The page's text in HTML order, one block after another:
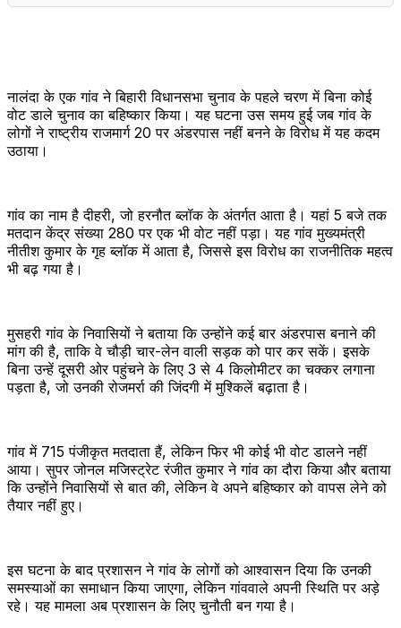
नालंदा के एक गांव ने बिहारी विधानसभा चुनाव के पहले चरण में बिना कोई
वोट डाले चुनाव का बहिष्कार किया। यह घटना उस समय हुई जब गांव के
लोगों ने राष्ट्रीय राजमार्ग 20 पर अंडरपास नहीं बनने के विरोध में यह कदम
उठाया।
गांव का नाम है दीहरी, जो हरनौत ब्लॉक के अंतर्गत आता है। यहां 5 बजे तक
मतदान केंद्र संख्या 280 पर एक भी वोट नहीं पड़ा। यह गांव मुख्यमंत्री
नीतीश कुमार के गृह ब्लॉक में आता है, जिससे इस विरोध का राजनीतिक महत्व
भी बढ़ गया है।
मुसहरी गांव के निवासियों ने बताया कि उन्होंने कई बार अंडरपास बनाने की
मांग की है, ताकि वे चौड़ी चार-लेन वाली सड़क को पार कर सकें। इसके
बिना उन्हें दूसरी ओर पहुंचने के लिए 3 से 4 किलोमीटर का चक्कर लगाना
पड़ता है, जो उनकी रोजमर्रा की जिंदगी में मुश्किलें बढ़ाता है।
गांव में 715 पंजीकृत मतदाता हैं, लेकिन फिर भी कोई भी वोट डालने नहीं
आया। सुपर जोनल मजिस्ट्रेट रंजीत कुमार ने गांव का दौरा किया और बताया
कि उन्होंने निवासियों से बात की, लेकिन वे अपने बहिष्कार को वापस लेने को
तैयार नहीं हुए।
इस घटना के बाद प्रशासन ने गांव के लोगों को आश्वासन दिया कि उनकी
समस्याओं का समाधान किया जाएगा, लेकिन गांववाले अपनी स्थिति पर अड़े
रहे। यह मामला अब प्रशासन के लिए चुनौती बन गया है।